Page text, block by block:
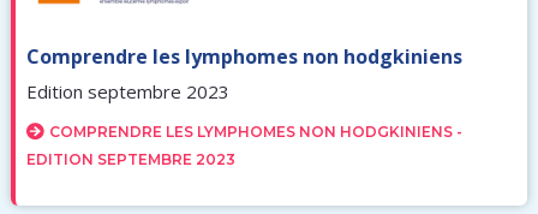
Comprendre les lymphomes non hodgkiniens
Edition septembre 2023
COMPRENDRE LES LYMPHOMES NON HODGKINIENS -
EDITION SEPTEMBRE 2023